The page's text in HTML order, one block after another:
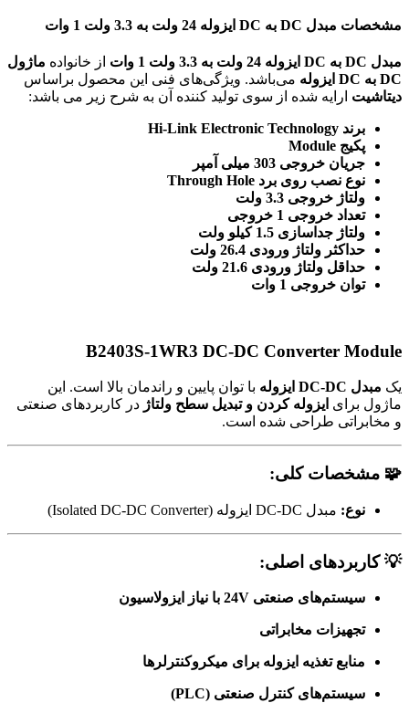
مشخصات مبدل DC به DC ایزوله 24 ولت به 3.3 ولت 1 وات
مبدل DC به DC ایزوله 24 ولت به 3.3 ولت 1 وات از خانواده ماژول
DC به DC ایزوله
دیتاشیت ارایه شده از سوی تولید کننده آن به شرح زیر می باشد:
برند Hi-Link Electronic Technology
پکیج Module
جریان خروجی 303 میلی آمپر
نوع نصب روی برد Through Hole
ولتاژ خروجی 3.3 ولت
تعداد خروجی 1 خروجی
ولتاژ جداسازی 1.5 کیلو ولت
حداکثر ولتاژ ورودی 26.4 ولت
حداقل ولتاژ ورودی 21.6 ولت
توان خروجی 1 وات
B2403S-1WR3 DC-DC Converter Module
یک مبدل DC-DC ایزوله با توان پایین و راندمان بالا است. این
ماژول برای ایزوله کردن و تبدیل سطح ولتاژ در کاربردهای صنعتی
و مخابراتی طراحی شده است.
🧩 مشخصات کلی:
نوع: مبدل DC-DC ایزوله (Isolated DC-DC Converter)
💡کاربردهای اصلی:
سیستم‌های صنعتی 24V با نیاز ایزولاسیون
تجهیزات مخابراتی
منابع تغذیه ایزوله برای میکروکنترلرها
سیستم‌های کنترل صنعتی (PLC)